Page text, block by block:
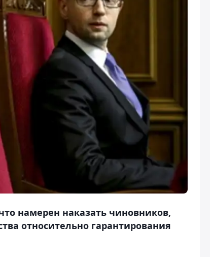
намерен наказать чиновников,
относительно гарантирования